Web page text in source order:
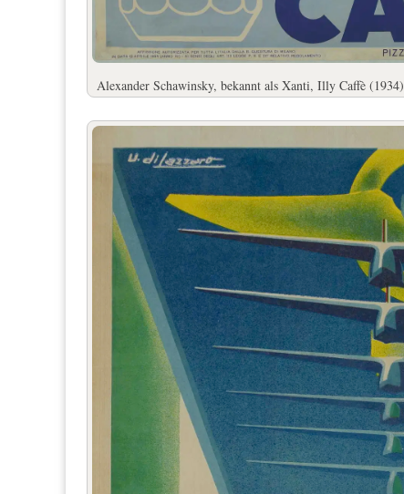
Alexander Schawinsky, bekannt als Xanti, Illy Caffè (1934)